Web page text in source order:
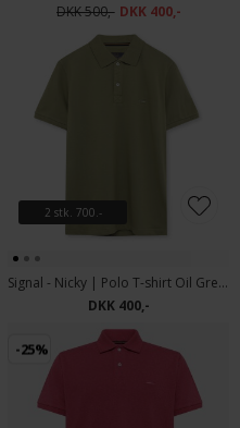
DKK 500,- DKK 400,-
2 stk. 700.-
Signal - Nicky | Polo T-shirt Oil Green
DKK 400,-
-25%